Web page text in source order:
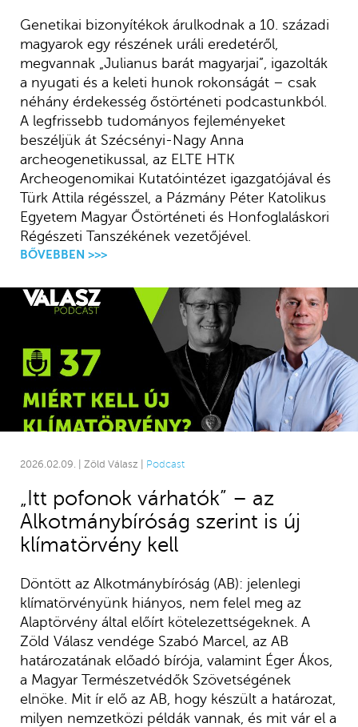
2026.02.09. | Zöld Válasz | Podcast
„Itt pofonok várhatók” – az
Alkotmánybíróság szerint is új
klímatörvény kell
Döntött az Alkotmánybíróság (AB): jelenlegi
klímatörvényünk hiányos, nem felel meg az
Alaptörvény által előírt kötelezettségeknek. A
Zöld Válasz vendége Szabó Marcel, az AB
határozatának előadó bírója, valamint Éger Ákos,
a Magyar Természetvédők Szövetségének
elnöke. Mit ír elő az AB, hogy készült a határozat,
milyen nemzetközi példák vannak, és mit vár el a
Genetikai bizonyítékok árulkodnak a 10. századi
magyarok egy részének uráli eredetéről,
megvannak „Julianus barát magyarjai”, igazolták
a nyugati és a keleti hunok rokonságát – csak
néhány érdekesség őstörténeti podcastunkból.
A legfrissebb tudományos fejleményeket
beszéljük át Szécsényi-Nagy Anna
archeogenetikussal, az ELTE HTK
Archeogenomikai Kutatóintézet igazgatójával és
Türk Attila régésszel, a Pázmány Péter Katolikus
Egyetem Magyar Őstörténeti és Honfoglaláskori
Régészeti Tanszékének vezetőjével.
BŐVEBBEN >>>